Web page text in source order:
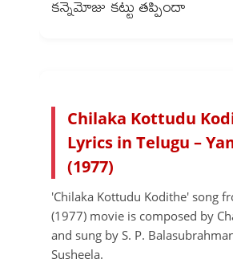
Chilaka Kottudu
Lyrics in Telugu –
(1977)
'Chilaka Kottudu Kodithe' song
(1977) movie is composed by
and sung by S. P.
Susheela.